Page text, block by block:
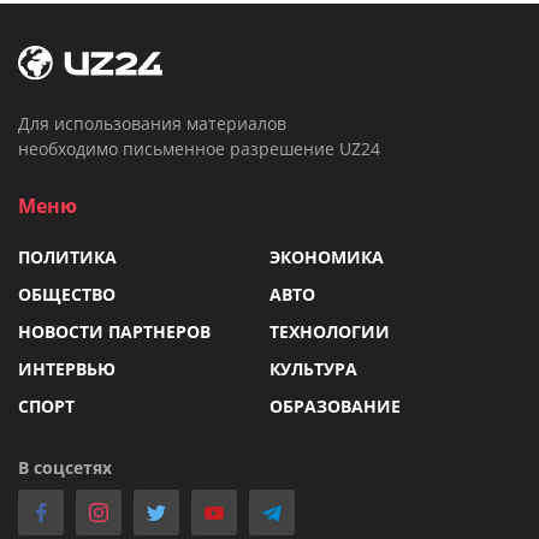
Для использования материалов
необходимо письменное разрешение UZ24
Меню
ПОЛИТИКА
ЭКОНОМИКА
ОБЩЕСТВО
АВТО
НОВОСТИ ПАРТНЕРОВ
ТЕХНОЛОГИИ
ИНТЕРВЬЮ
КУЛЬТУРА
СПОРТ
ОБРАЗОВАНИЕ
В соцсетях